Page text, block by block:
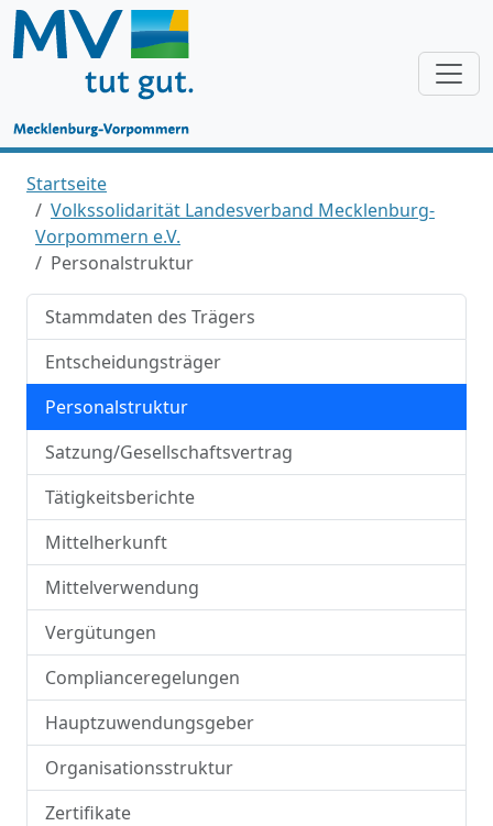
Startseite
Volkssolidarität Landesverband Mecklenburg-
Vorpommern e.V.
Personalstruktur
Stammdaten des Trägers
Entscheidungsträger
Personalstruktur
Satzung/Gesellschaftsvertrag
Tätigkeitsberichte
Mittelherkunft
Mittelverwendung
Vergütungen
Complianceregelungen
Hauptzuwendungsgeber
Organisationsstruktur
Zertifikate